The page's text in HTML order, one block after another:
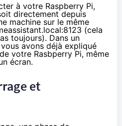
à votre Raspberry Pi,
directement depuis
machine sur le même
(cela
toujours). Dans un
avons déjà expliqué
votre Rasbperry Pi, même
écran.
et